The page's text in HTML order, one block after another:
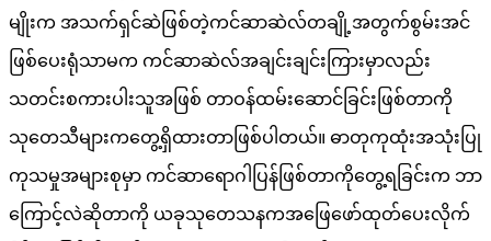
မျိုးက အသက်ရှင်ဆဲဖြစ်တဲ့ကင်ဆာဆဲလ်တချို့အတွက်စွမ်းအင်
ဖြစ်ပေးရုံသာမက ကင်ဆာဆဲလ်အချင်းချင်းကြားမှာလည်း
သတင်းစကားပါးသူအဖြစ် တာဝန်ထမ်းဆောင်ခြင်းဖြစ်တာကို
သုတေသီများကတွေ့ရှိထားတာဖြစ်ပါတယ်။ ဓာတုကုထုံးအသုံးပြု
ကုသမှုအများစုမှာ ကင်ဆာရောဂါပြန်ဖြစ်တာကိုတွေ့ရခြင်းက ဘာ
ကြောင့်လဲဆိုတာကို ယခုသုတေသနကအဖြေဖော်ထုတ်ပေးလိုက်